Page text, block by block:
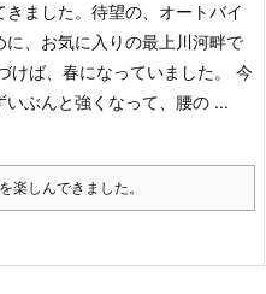
ました。待望の、オートバイ
、お気に入りの最上川河畔で
けば、春になっていました。 今
ぶんと強くなって、腰の ...
楽しんできました。